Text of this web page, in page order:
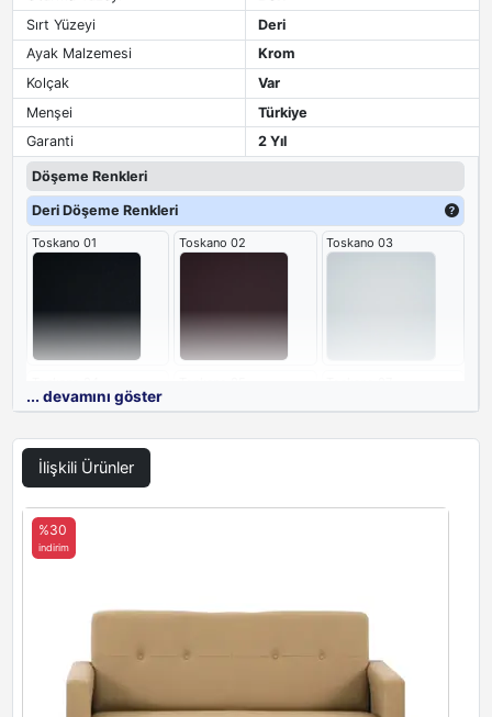
Sırt Yüzeyi
Deri
Ayak Malzemesi
Krom
Kolçak
Var
Menşei
Türkiye
Garanti
2 Yıl
Döşeme Renkleri
Deri Döşeme Renkleri
Toskano 01 Toskano 02 Toskano 03
Toskano 2307
Toskano 2314
... devamını göster
İlişkili Ürünler
%30
indirim